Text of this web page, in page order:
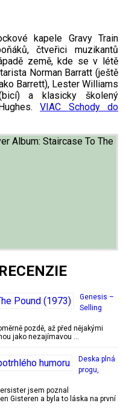
kapele Gravy Train
čtveřici muzikantů
země, kde se v létě
Norman Barratt (ještě
Barrett), Lester Williams
a klasicky školený
VIAC Schody do
Album: Staircase To The
Genesis –
Selling
pozdě, až před nějakými
jako nezajímavou …
Deska plná
progu,
jsem poznal
Gisteren a byla to láska na první